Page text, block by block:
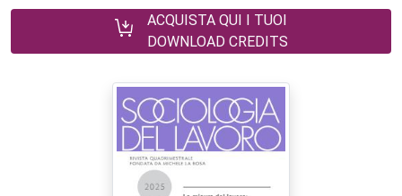
ACQUISTA QUI I TUOI
DOWNLOAD CREDITS